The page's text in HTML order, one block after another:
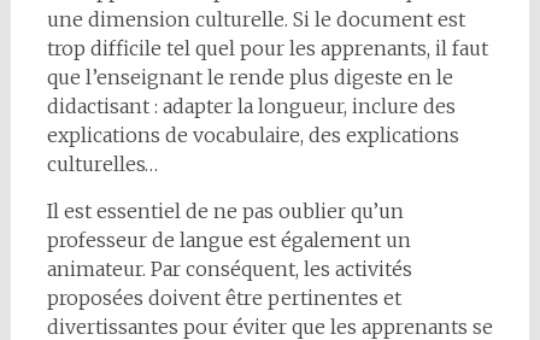
une dimension culturelle. Si le document est
trop difficile tel quel pour les apprenants, il faut
que l’enseignant le rende plus digeste en le
didactisant : adapter la longueur, inclure des
explications de vocabulaire, des explications
culturelles…
Il est essentiel de ne pas oublier qu’un
professeur de langue est également un
animateur. Par conséquent, les activités
proposées doivent être pertinentes et
divertissantes pour éviter que les apprenants se